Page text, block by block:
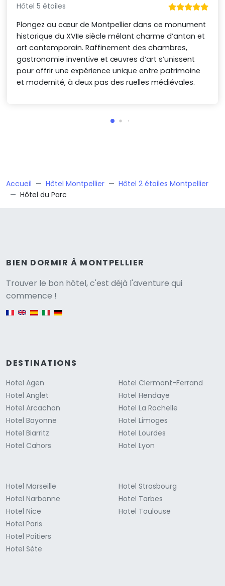
Hôtel 5 étoiles
Plongez au cœur de Montpellier dans ce monument
historique du XVIIe siècle mêlant charme d’antan et
art contemporain. Raffinement des chambres,
gastronomie inventive et œuvres d’art s’unissent
pour offrir une expérience unique entre patrimoine
et modernité, à deux pas des ruelles médiévales.
Accueil Hôtel Montpellier
Hôtel 2 étoiles Montpellier
Hôtel du Parc
BIEN DORMIR À MONTPELLIER
Trouver le bon hôtel, c'est déjà l'aventure qui
commence !
English version
DESTINATIONS
Hotel Agen
Hotel Anglet
Hotel Arcachon
Hotel Bayonne
Hotel Biarritz
Hotel Cahors
Hotel Clermont-Ferrand
Hotel Hendaye
Hotel La Rochelle
Hotel Limoges
Hotel Lourdes
Hotel Lyon
Hotel Marseille
Hotel Narbonne
Hotel Nice
Hotel Paris
Hotel Poitiers
Hotel Sète
Hotel Strasbourg
Hotel Tarbes
Hotel Toulouse